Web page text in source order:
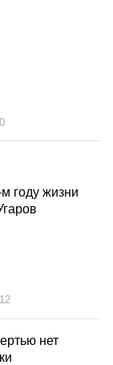
0
году жизни
12
нет